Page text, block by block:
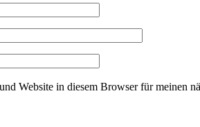
Website in diesem Browser für meinen